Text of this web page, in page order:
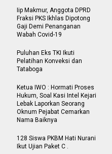
Iip Makmur, Anggota DPRD
Fraksi PKS Ikhlas Dipotong
Gaji Demi Penanganan
Wabah Covid-19
Puluhan Eks TKI Ikuti
Pelatihan Konveksi dan
Tataboga
Ketua IWO : Hormati Proses
Hukum, Soal Kasi Intel Kejari
Lebak Laporkan Seorang
Oknum Pejabat Cemarkan
Nama Baiknya
128 Siswa PKBM Hati Nurani
Ikut Ujian Paket C .